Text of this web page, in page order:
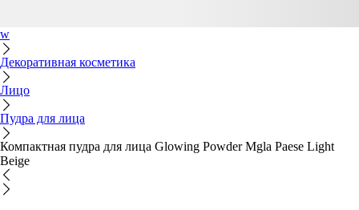
w
Декоративная косметика
Лицо
Пудра для лица
Компактная пудра для лица Glowing Powder Mgla Paese Light
Beige